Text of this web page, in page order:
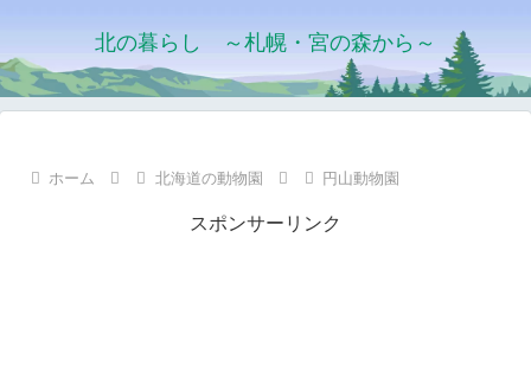
北の暮らし ～札幌・宮の森から～
ホーム 北海道の動物園 円山動物園
スポンサーリンク